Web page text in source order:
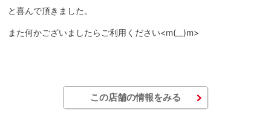
と喜んで頂きました。
また何かございましたらご利用ください<m(__)m>
この店舗の情報をみる